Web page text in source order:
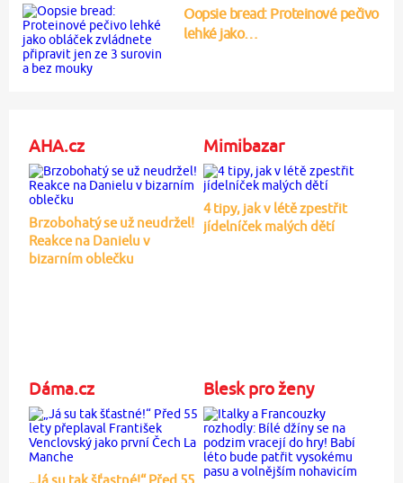
Oopsie bread: Proteinové pečivo
lehké jako…
AHA.cz
Brzobohatý se už neudržel!
Reakce na Danielu v
bizarním oblečku
Mimibazar
4 tipy, jak v létě zpestřit
jídelníček malých dětí
Dáma.cz
„Já su tak šťastné!“ Před 55
Blesk pro ženy